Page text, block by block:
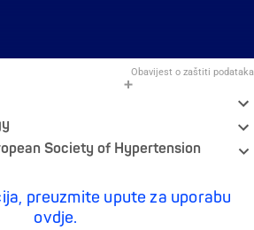
Obavijest o zaštiti podataka
Society of Hypertension
preuzmite upute za uporabu
ovdje.